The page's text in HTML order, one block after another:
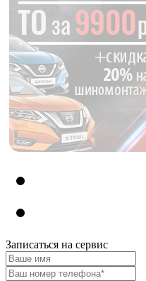
Записаться на сервис